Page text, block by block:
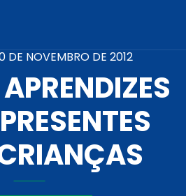
DE NOVEMBRO DE 2012